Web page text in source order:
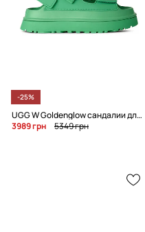
-25%
UGG W Goldenglow сандалии для женщин
3989 грн
5349 грн